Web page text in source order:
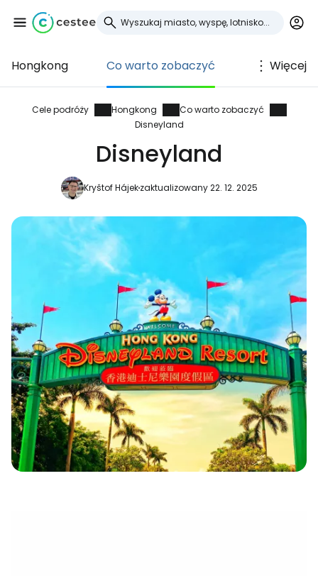
Hongkong Co warto zobaczyć Więcej
Cele podróży Hongkong
Co warto zobaczyć
Disneyland
Disneyland
Kryštof Hájekzaktualizowany 22. 12. 2025
Zaloguj się do
Cestee
... światowej społeczności podróżniczej
Kontynuuj z Google
Kontynuuj z Facebookiem
Kontynuuj z e-mailem